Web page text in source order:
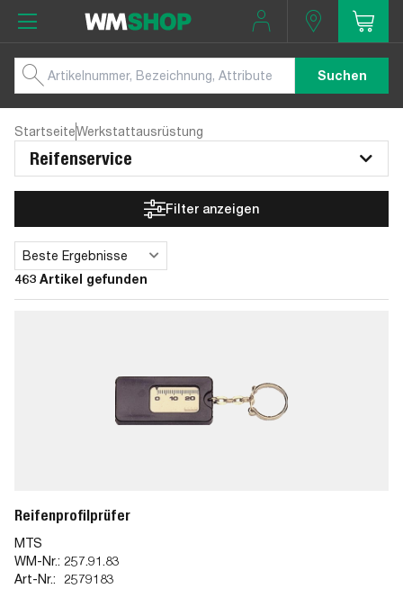
Suchen
StartseiteWerkstattausrüstung
Reifenservice
Filter anzeigen
463 Artikel gefunden
Sortieren
Beste Ergebnisse
Reifenprofilprüfer
MTS
WM-Nr.: 257.91.83
Art-Nr.:
2579183